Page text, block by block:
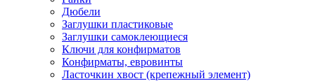
Дюбели
Заглушки пластиковые
Заглушки самоклеющиеся
Ключи для конфирматов
Конфирматы, евровинты
Ласточкин хвост (крепежный элемент)